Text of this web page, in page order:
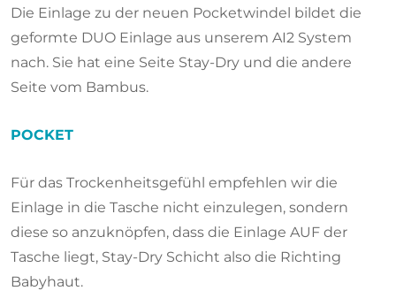
Die Einlage zu der neuen Pocketwindel bildet die
geformte DUO Einlage aus unserem AI2 System
nach. Sie hat eine Seite Stay-Dry und die andere
Seite vom Bambus.
POCKET
Für das Trockenheitsgefühl empfehlen wir die
Einlage in die Tasche nicht einzulegen, sondern
diese so anzuknöpfen, dass die Einlage AUF der
Tasche liegt, Stay-Dry Schicht also die Richting
Babyhaut.